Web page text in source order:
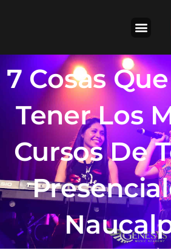
7 Cosas
Tener Los
Cursos De